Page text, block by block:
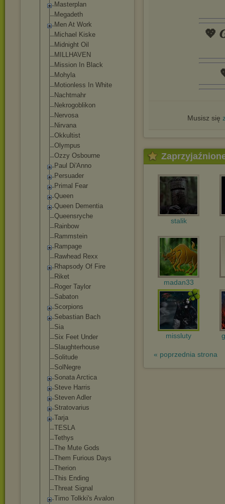
Masterplan
Megadeth
Men At Work
Michael Kiske
Midnight Oil
MILLHAVEN
Mission In Black
Mohyla
Motionless In White
Nachtmahr
Nekrogoblikon
Nervosa
Nirvana
Okkultist
Olympus
Ozzy Osbourne
Paul Di'Anno
Persuader
Primal Fear
Queen
Queen Dementia
Queensryche
Rainbow
Rammstein
Rampage
Rawhead Rexx
Rhapsody Of Fire
Riket
Roger Taylor
Sabaton
Scorpions
Sebastian Bach
Sia
Six Feet Under
Slaughterhouse
Solitude
SolNegre
Sonata Arctica
Steve Harris
Steven Adler
Stratovarius
Tarja
TESLA
Tethys
The Mute Gods
Them Furious Days
Therion
This Ending
Threat Signal
Timo Tolkki's Avalon
💖
Musisz się
stalik
madan33
missluty
« poprzednia strona